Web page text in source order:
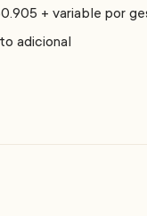
+ variable por
adicional